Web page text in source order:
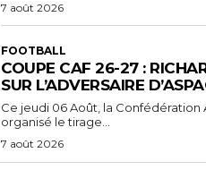
7 août 2026
FOOTBALL
COUPE CAF 26-27 :
SUR L’ADVERSAIRE
‎Ce jeudi 06 Août, la Confédération
organisé le tirage...
7 août 2026